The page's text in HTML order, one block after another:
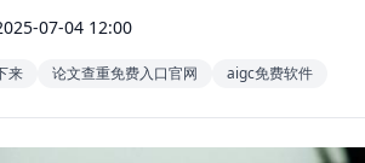
07-04 12:00
来 论文查重免费入口官网 aigc免费软件